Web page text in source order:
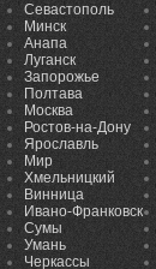
Севастополь
Минск
Анапа
Луганск
Запорожье
Полтава
Москва
Ростов-на-Дону
Ярославль
Мир
Хмельницкий
Винница
Ивано-Франковск
Сумы
Умань
Черкассы